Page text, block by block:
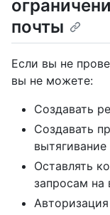
почты
Если вы не
вы не можете:
Создавать
Создавать
вытягивание
Оставлять
запросам на